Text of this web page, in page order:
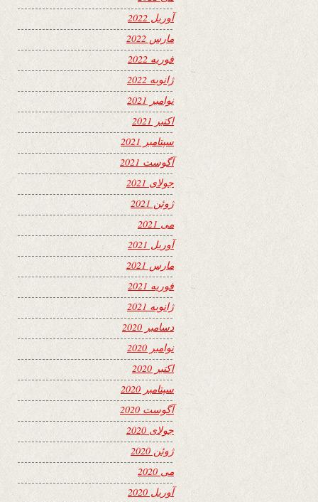
آوریل 2022
مارس 2022
فوریه 2022
ژانویه 2022
نوامبر 2021
اکتبر 2021
سپتامبر 2021
آگوست 2021
جولای 2021
ژوئن 2021
می 2021
آوریل 2021
مارس 2021
فوریه 2021
ژانویه 2021
دسامبر 2020
نوامبر 2020
اکتبر 2020
سپتامبر 2020
آگوست 2020
جولای 2020
ژوئن 2020
می 2020
آوریل 2020